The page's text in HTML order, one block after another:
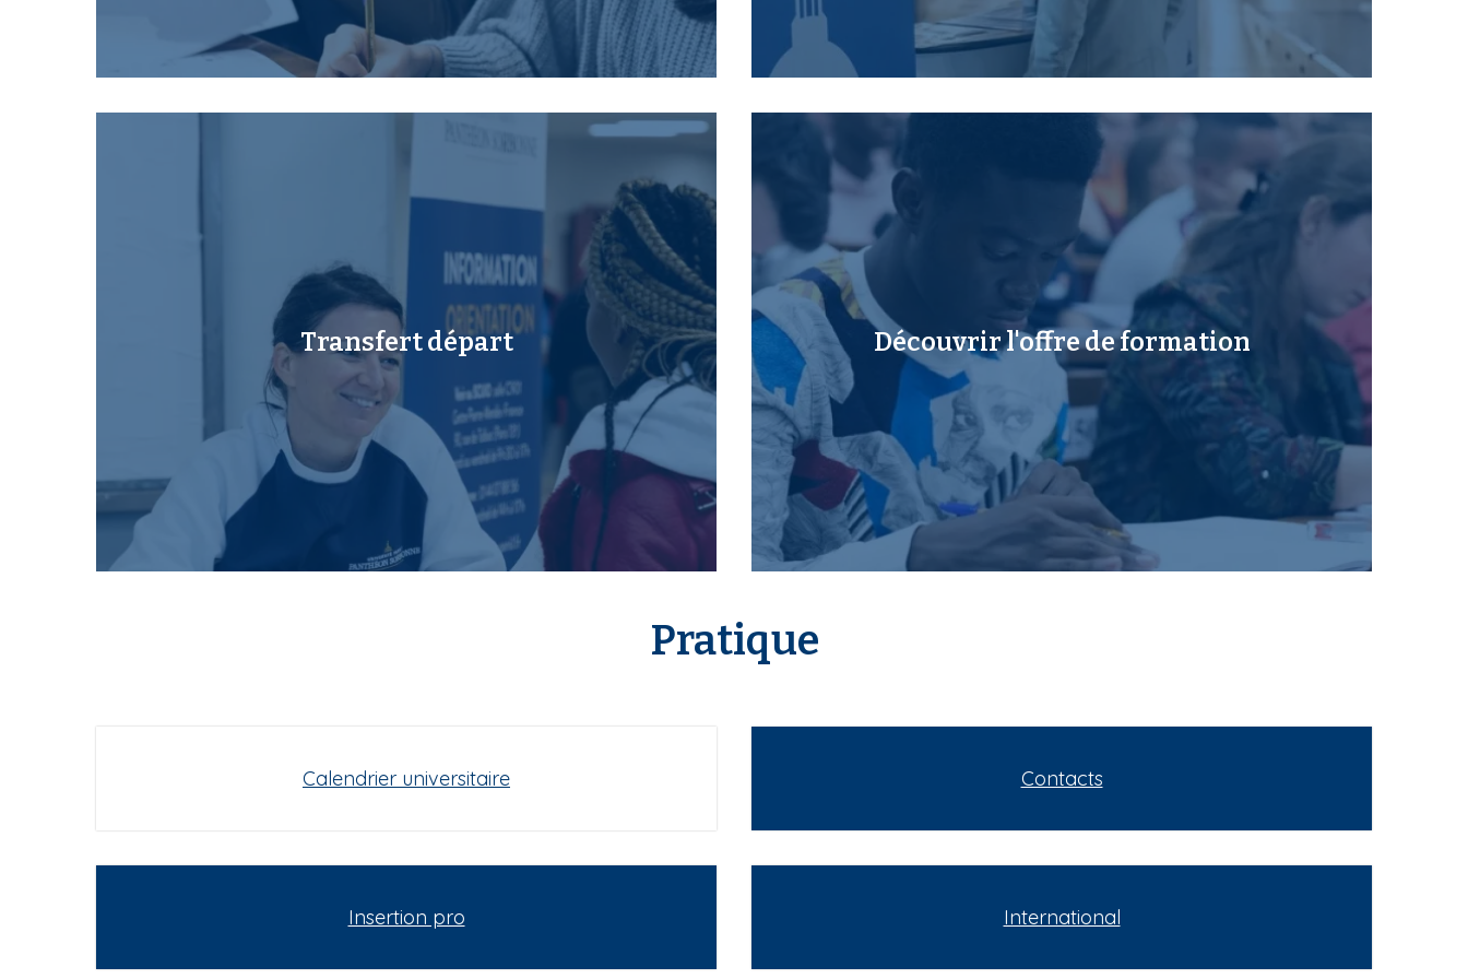
Transfert départ Découvrir l'offre de formation
Pratique
Calendrier universitaire Contacts
Insertion pro International